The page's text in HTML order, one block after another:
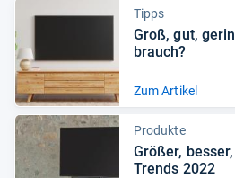
Tipps
Groß, gut,
brauch?
Zum Artikel
Produkte
Grö­ßer,
Trends 2022